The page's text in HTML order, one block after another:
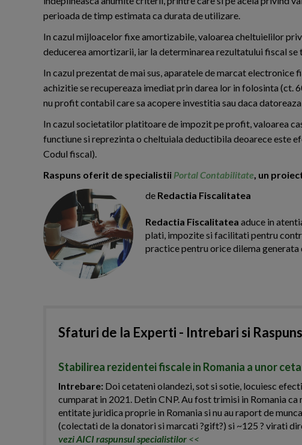
perioada de timp estimata ca durata de utilizare.
In cazul mijloacelor fixe amortizabile, valoarea cheltuielilor
deducerea amortizarii, iar la determinarea rezultatului fiscal
In cazul prezentat de mai sus, aparatele de marcat
achizitie se recupereaza imediat prin darea lor in folosinta (ct.
nu profit contabil care sa acopere investitia sau daca
In cazul societatilor platitoare de impozit pe profit, valoarea
functiune si reprezinta o cheltuiala deductibila deoarece este
Codul fiscal).
Raspuns oferit de specialistii Portal Contabilitate, un
de Redactia Fiscalitatea
Redactia Fiscalitatea aduce in
plati, impozite si facilitati pentru
practice pentru orice dilema
Sfaturi de la Experti - Intrebari si
Stabilirea rezidentei fiscale in Romania a unor
Intrebare: Doi cetateni olandezi, sot si sotie, locuiesc
cumparat in 2021. Detin CNP. Au fost trimisi in Romania
entitate juridica proprie in Romania si nu au raport de
(colectati de la donatori si marcati ?gift?) si ~125 ? virati
vezi AICI raspunsul specialistilor <<